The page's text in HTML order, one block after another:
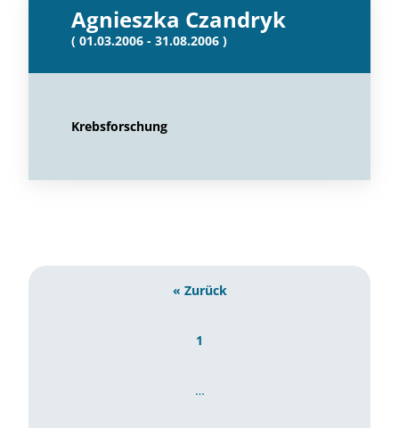
Agnieszka Czandryk
( 01.03.2006 - 31.08.2006 )
Krebsforschung
« Zurück
1
…